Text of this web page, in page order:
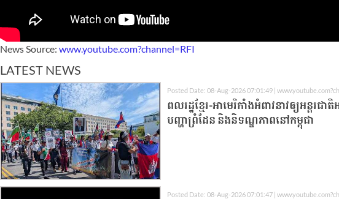
News Source: www.youtube.com?channel=RFI
LATEST NEWS
Posted Date: 08-Aug-2026 07:01:49 |
ពលរដ្ឋខ្មែរ-អាមេរិកាំងអំពាវនាវឲ្យអន្តរជា
បញ្ហាព្រំដែន និងនិទណ្ឌភាពនៅកម្ពុជា
Posted Date: 08-Aug-2026 07:01:47 |